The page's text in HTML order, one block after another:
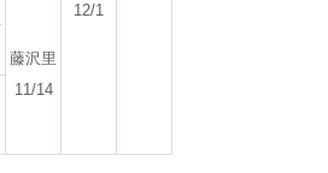
12/1
藤沢里
11/14